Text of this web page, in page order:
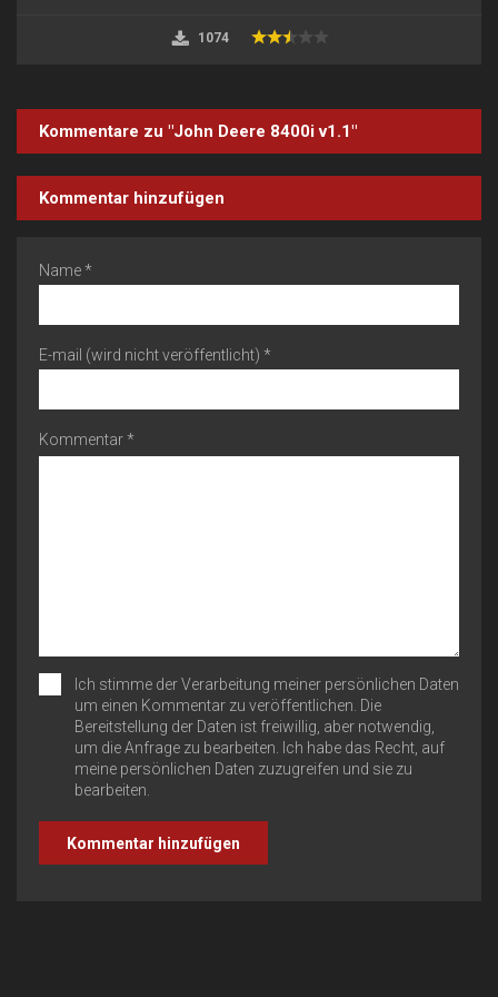
1074
Kommentare zu "John Deere 8400i v1.1"
Kommentar hinzufügen
Name *
E-mail (wird nicht veröffentlicht) *
Kommentar *
Ich stimme der Verarbeitung meiner persönlichen Daten
um einen Kommentar zu veröffentlichen. Die
Bereitstellung der Daten ist freiwillig, aber notwendig,
um die Anfrage zu bearbeiten. Ich habe das Recht, auf
meine persönlichen Daten zuzugreifen und sie zu
bearbeiten.